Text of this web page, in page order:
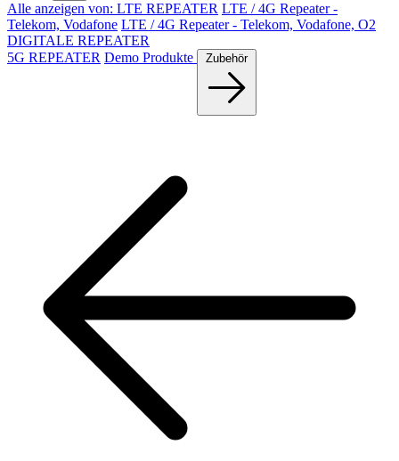
Alle anzeigen von: LTE REPEATER LTE / 4G Repeater -
Telekom, Vodafone LTE / 4G Repeater - Telekom, Vodafone, O2
DIGITALE REPEATER
5G REPEATER Demo Produkte Zubehör